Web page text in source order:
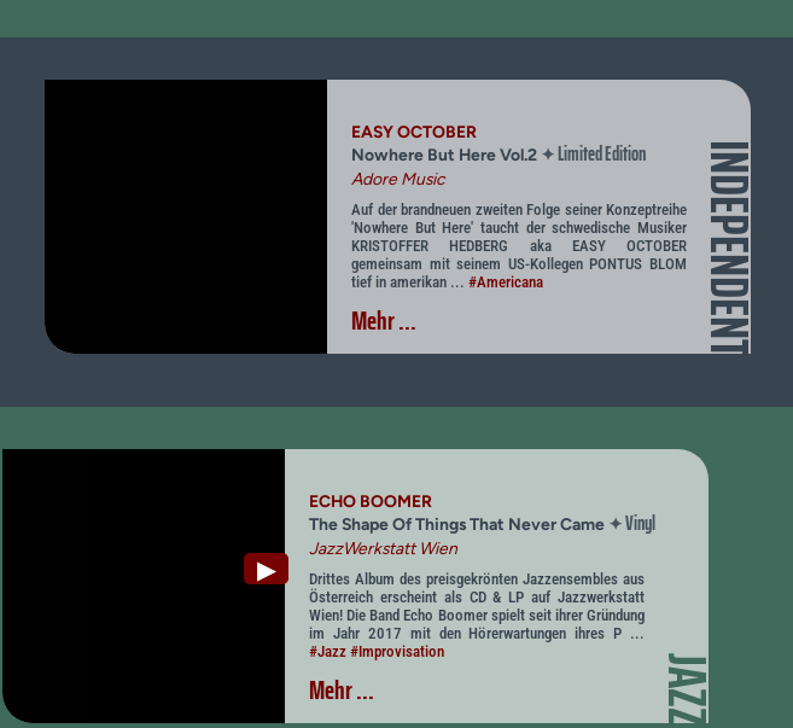
INDEPENDENT
EASY OCTOBER
Nowhere But Here Vol.2 ✦Limited Edition
Adore Music
Auf der brandneuen zweiten Folge seiner Konzeptreihe
'Nowhere But Here' taucht der schwedische Musiker
KRISTOFFER HEDBERG aka EASY OCTOBER
gemeinsam mit seinem US-Kollegen PONTUS BLOM
tief in amerikan ... #Americana
Mehr ...
▶
JAZZ
ECHO BOOMER
The Shape Of Things That Never Came ✦Vinyl
JazzWerkstatt Wien
Drittes Album des preisgekrönten Jazzensembles aus
Österreich erscheint als CD & LP auf Jazzwerkstatt
Wien! Die Band Echo Boomer spielt seit ihrer Gründung
im Jahr 2017 mit den Hörerwartungen ihres P ...
#Jazz #Improvisation
Mehr ...